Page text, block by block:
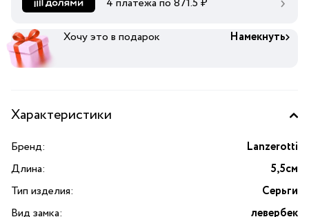
Хочу это в подарок Намекнуть
Характеристики
Бренд:
Lanzerotti
Длина:
5,5см
Тип изделия:
Серьги
Вид замка:
левербек